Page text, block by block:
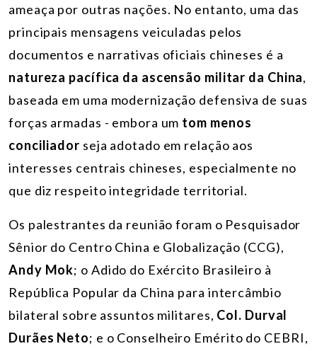
ameaça por outras nações. No entanto, uma das
principais mensagens veiculadas pelos
documentos e narrativas oficiais chineses é a
natureza pacífica da ascensão militar da China,
baseada em uma modernização defensiva de suas
forças armadas - embora um tom menos
conciliador seja adotado em relação aos
interesses centrais chineses, especialmente no
que diz respeito integridade territorial.
Os palestrantes da reunião foram o Pesquisador
Sênior do Centro China e Globalização (CCG),
Andy Mok; o Adido do Exército Brasileiro à
República Popular da China para intercâmbio
bilateral sobre assuntos militares, Col. Durval
Durães Neto; e o Conselheiro Emérito do CEBRI,